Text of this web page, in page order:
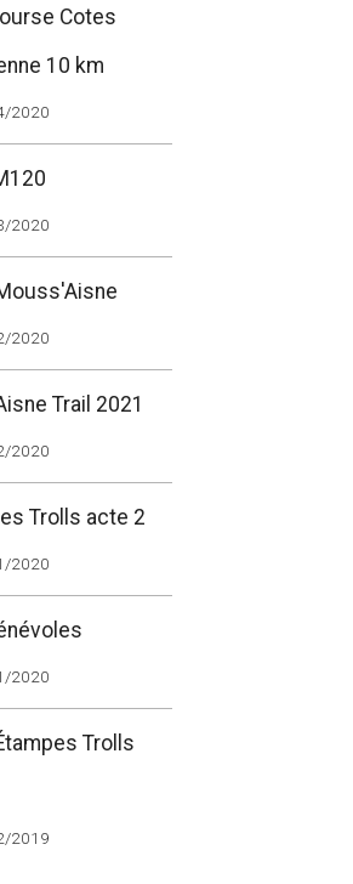
Cotes
10 km
2020
2020
2020
Trail 2021
2020
Trolls acte 2
2020
2020
Trolls
2019